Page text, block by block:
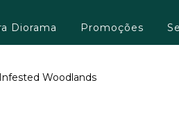
Diorama Promoções
Woodlands